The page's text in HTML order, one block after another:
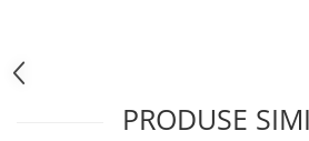
PRODUSE